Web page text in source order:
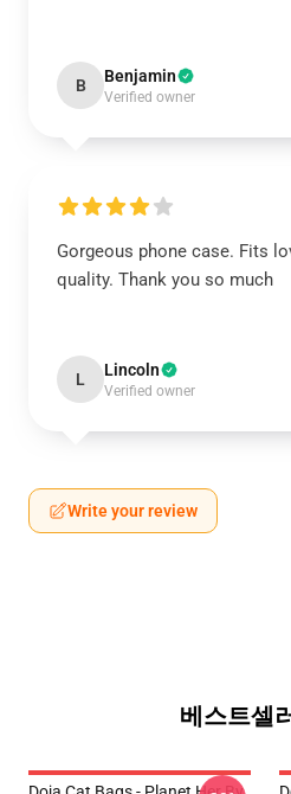
B Benjamin
Verified owner
Gorgeous phone case. Fits
quality. Thank you so much
L Lincoln
Verified owner
Write your review
베스트셀